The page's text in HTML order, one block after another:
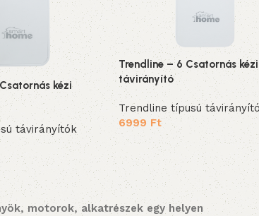
kézi
távirányítók
Trendline – 6 Csatornás kézi
távirányító
Trendline típusú
6999 Ft
Kosárba teszem
motorok, alkatrészek egy helyen